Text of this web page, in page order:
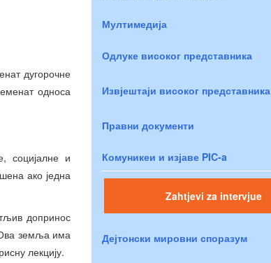
дугорочне
односа
социјалне и
ако једна
допринос
Ова земља има
лекцију.
Мултимедија
Одлуке високог представника
Извјештаји високог представника
Правни документи
Комуникеи и изјаве PIC-a
Zahtjevi za intervjue
Дејтонски мировни споразум